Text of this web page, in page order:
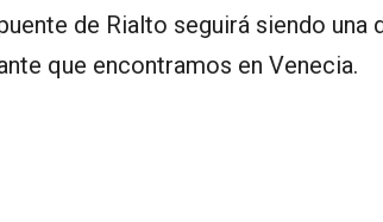
de Rialto seguirá siendo
que encontramos en Venecia.